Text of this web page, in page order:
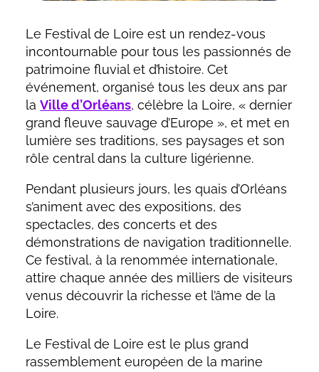
Le Festival de Loire est un rendez-vous
incontournable pour tous les passionnés de
patrimoine fluvial et d’histoire. Cet
événement, organisé tous les deux ans par
laVille d’Orléans, célèbre la Loire, « dernier
grand fleuve sauvage d’Europe », et met en
lumière ses traditions, ses paysages et son
rôle central dans la culture ligérienne.
Pendant plusieurs jours, les quais d’Orléans
s’animent avec des expositions, des
spectacles, des concerts et des
démonstrations de navigation traditionnelle.
Ce festival, à la renommée internationale,
attire chaque année des milliers de visiteurs
venus découvrir la richesse et l’âme de la
Loire.
Le Festival de Loire est le plus grand
rassemblement européen de la marine